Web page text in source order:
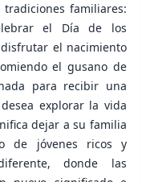
familiares:
el Día de los
el nacimiento
el gusano de
para recibir una
explorar la vida
dejar a su familia
de jóvenes ricos y
donde las